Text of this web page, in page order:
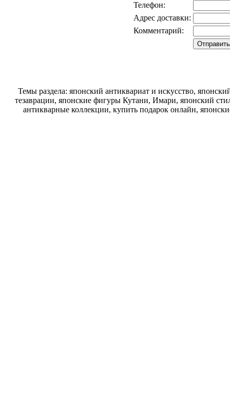
Телефон:
Адрес доставки:
Комментарий:
Темы раздела: японский антиквариат и искусство,
тезаврации, японские фигуры Кутани, Имари, японский
антикварные коллекции, купить подарок онлайн,